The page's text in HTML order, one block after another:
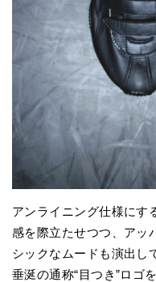
アンライニング仕様にす
感を際立たせつつ、アッ
シックなムードも演出し
垂涎の通称“目つき”ロゴ